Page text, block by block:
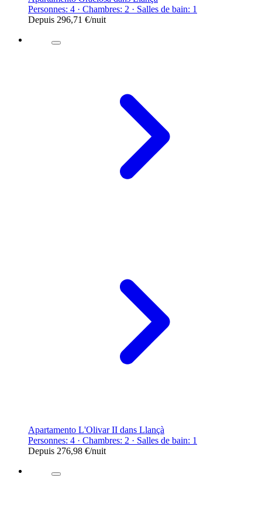
Personnes: 4 · Chambres: 2 · Salles de bain: 1
Depuis 296,71 €/nuit
Apartamento L'Olivar II dans Llançà
Personnes: 4 · Chambres: 2 · Salles de bain: 1
Depuis 276,98 €/nuit